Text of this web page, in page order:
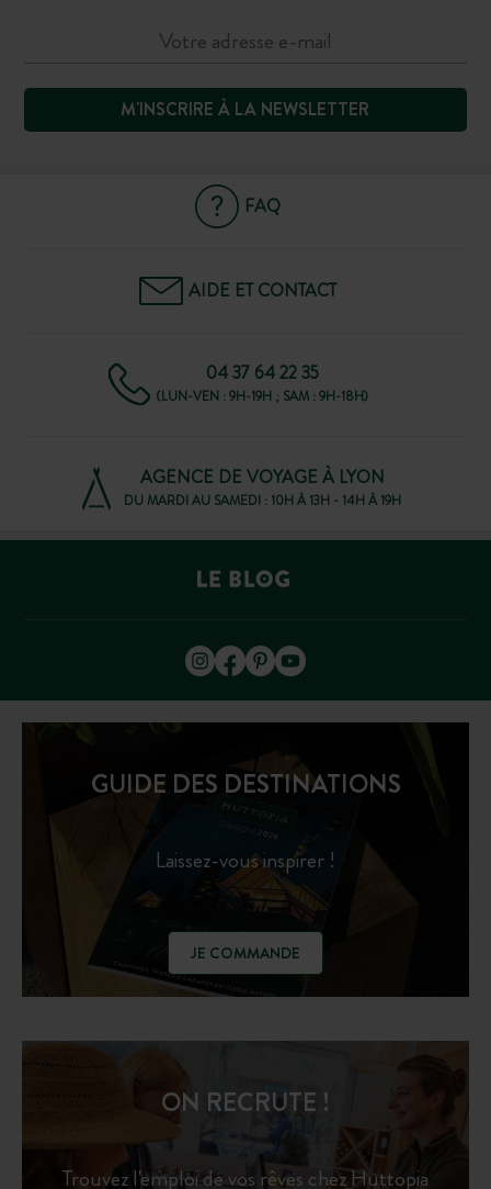
M'INSCRIRE À LA NEWSLETTER
FAQ
AIDE ET CONTACT
04 37 64 22 35
(LUN-VEN : 9H-19H ; SAM : 9H-18H)
AGENCE DE VOYAGE À LYON
DU MARDI AU SAMEDI : 10H À 13H - 14H À 19H
GUIDE DES DESTINATIONS
Laissez-vous inspirer !
JE COMMANDE
ON RECRUTE !
Trouvez l'emploi de vos rêves chez Huttopia